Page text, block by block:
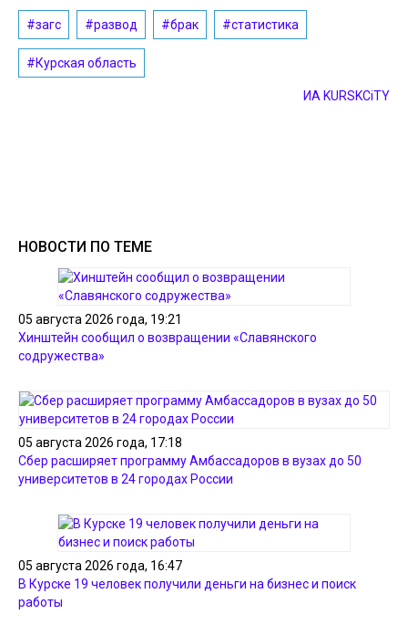
#загс #развод #брак #статистика
#Курская область
ИА KURSKCiTY
НОВОСТИ ПО ТЕМЕ
05 августа 2026 года, 19:21
Хинштейн сообщил о возвращении «Славянского
содружества»
05 августа 2026 года, 17:18
Сбер расширяет программу Амбассадоров в вузах до 50
университетов в 24 городах России
05 августа 2026 года, 16:47
В Курске 19 человек получили деньги на бизнес и поиск
работы